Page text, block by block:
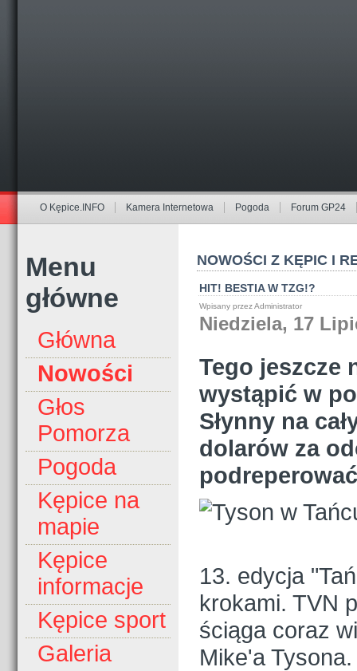
O Kępice.INFO Kamera Internetowa Pogoda Forum GP24
Menu
główne
Główna
Nowości
Głos
Pomorza
Pogoda
Kępice na
mapie
Kępice
informacje
Kępice sport
Galeria
NOWOŚCI Z KĘPIC I
HIT! BESTIA W TZG!?
Wpisany przez Administrator
Niedziela, 17
Tego jeszcze
wystąpić w
Słynny na
dolarów za
13. edycja
krokami. TVN
ściąga coraz
Mike'a Tysona.